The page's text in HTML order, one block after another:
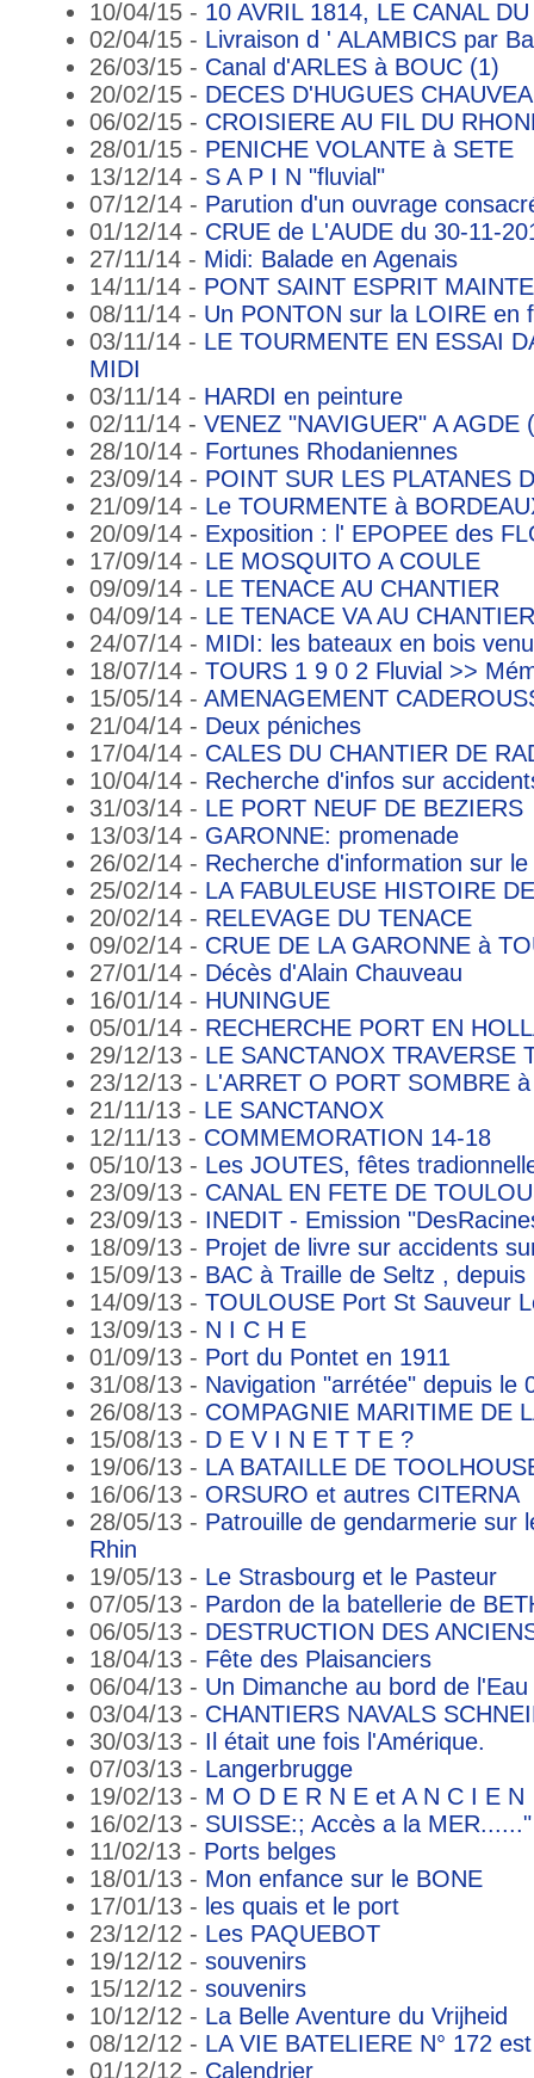
10/04/15 - 10 AVRIL 1814, LE CANAL
02/04/15 - Livraison d ' ALAMBICS par
26/03/15 - Canal d'ARLES à BOUC (1)
20/02/15 - DECES D'HUGUES
06/02/15 - CROISIERE AU FIL DU
28/01/15 - PENICHE VOLANTE à SETE
13/12/14 - S A P I N "fluvial"
07/12/14 - Parution d'un ouvrage
01/12/14 - CRUE de L'AUDE du 30-11-
27/11/14 - Midi: Balade en Agenais
14/11/14 - PONT SAINT ESPRIT
08/11/14 - Un PONTON sur la LOIRE en
03/11/14 - LE TOURMENTE EN ESSAI
MIDI
03/11/14 - HARDI en peinture
02/11/14 - VENEZ "NAVIGUER" A AGDE
28/10/14 - Fortunes Rhodaniennes
23/09/14 - POINT SUR LES PLATANES
21/09/14 - Le TOURMENTE à
20/09/14 - Exposition : l' EPOPEE des
17/09/14 - LE MOSQUITO A COULE
09/09/14 - LE TENACE AU CHANTIER
04/09/14 - LE TENACE VA AU CHANTIER
24/07/14 - MIDI: les bateaux en bois
18/07/14 - TOURS 1 9 0 2 Fluvial >>
15/05/14 - AMENAGEMENT
21/04/14 - Deux péniches
17/04/14 - CALES DU CHANTIER DE
10/04/14 - Recherche d'infos sur
31/03/14 - LE PORT NEUF DE BEZIERS
13/03/14 - GARONNE: promenade
26/02/14 - Recherche d'information sur le
25/02/14 - LA FABULEUSE HISTOIRE
20/02/14 - RELEVAGE DU TENACE
09/02/14 - CRUE DE LA GARONNE à
27/01/14 - Décès d'Alain Chauveau
16/01/14 - HUNINGUE
05/01/14 - RECHERCHE PORT EN
29/12/13 - LE SANCTANOX TRAVERSE
23/12/13 - L'ARRET O PORT SOMBRE
21/11/13 - LE SANCTANOX
12/11/13 - COMMEMORATION 14-18
05/10/13 - Les JOUTES, fêtes
23/09/13 - CANAL EN FETE DE
23/09/13 - INEDIT - Emission
18/09/13 - Projet de livre sur accidents
15/09/13 - BAC à Traille de Seltz ,
14/09/13 - TOULOUSE Port St Sauveur
13/09/13 - N I C H E
01/09/13 - Port du Pontet en 1911
31/08/13 - Navigation "arrétée" depuis le
26/08/13 - COMPAGNIE MARITIME DE
15/08/13 - D E V I N E T T E ?
19/06/13 - LA BATAILLE DE
16/06/13 - ORSURO et autres CITERNA
28/05/13 - Patrouille de gendarmerie sur
Rhin
19/05/13 - Le Strasbourg et le Pasteur
07/05/13 - Pardon de la batellerie de
06/05/13 - DESTRUCTION DES
18/04/13 - Fête des Plaisanciers
06/04/13 - Un Dimanche au bord de l'Eau
03/04/13 - CHANTIERS NAVALS
30/03/13 - Il était une fois l'Amérique.
07/03/13 - Langerbrugge
19/02/13 - M O D E R N E et A N C I E N
16/02/13 - SUISSE:; Accès a la
11/02/13 - Ports belges
18/01/13 - Mon enfance sur le BONE
17/01/13 - les quais et le port
23/12/12 - Les PAQUEBOT
19/12/12 - souvenirs
15/12/12 - souvenirs
10/12/12 - La Belle Aventure du Vrijheid
08/12/12 - LA VIE BATELIERE N° 172
01/12/12 - Calendrier